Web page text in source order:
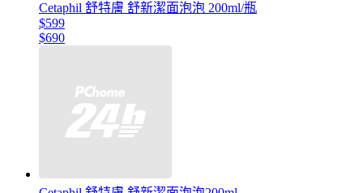
Cetaphil 舒特膚 舒新潔面泡泡 200ml/瓶
$599
$690